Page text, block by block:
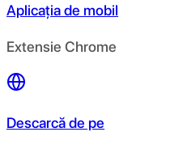
Aplicația de mobil
Extensie Chrome
Descarcă de pe